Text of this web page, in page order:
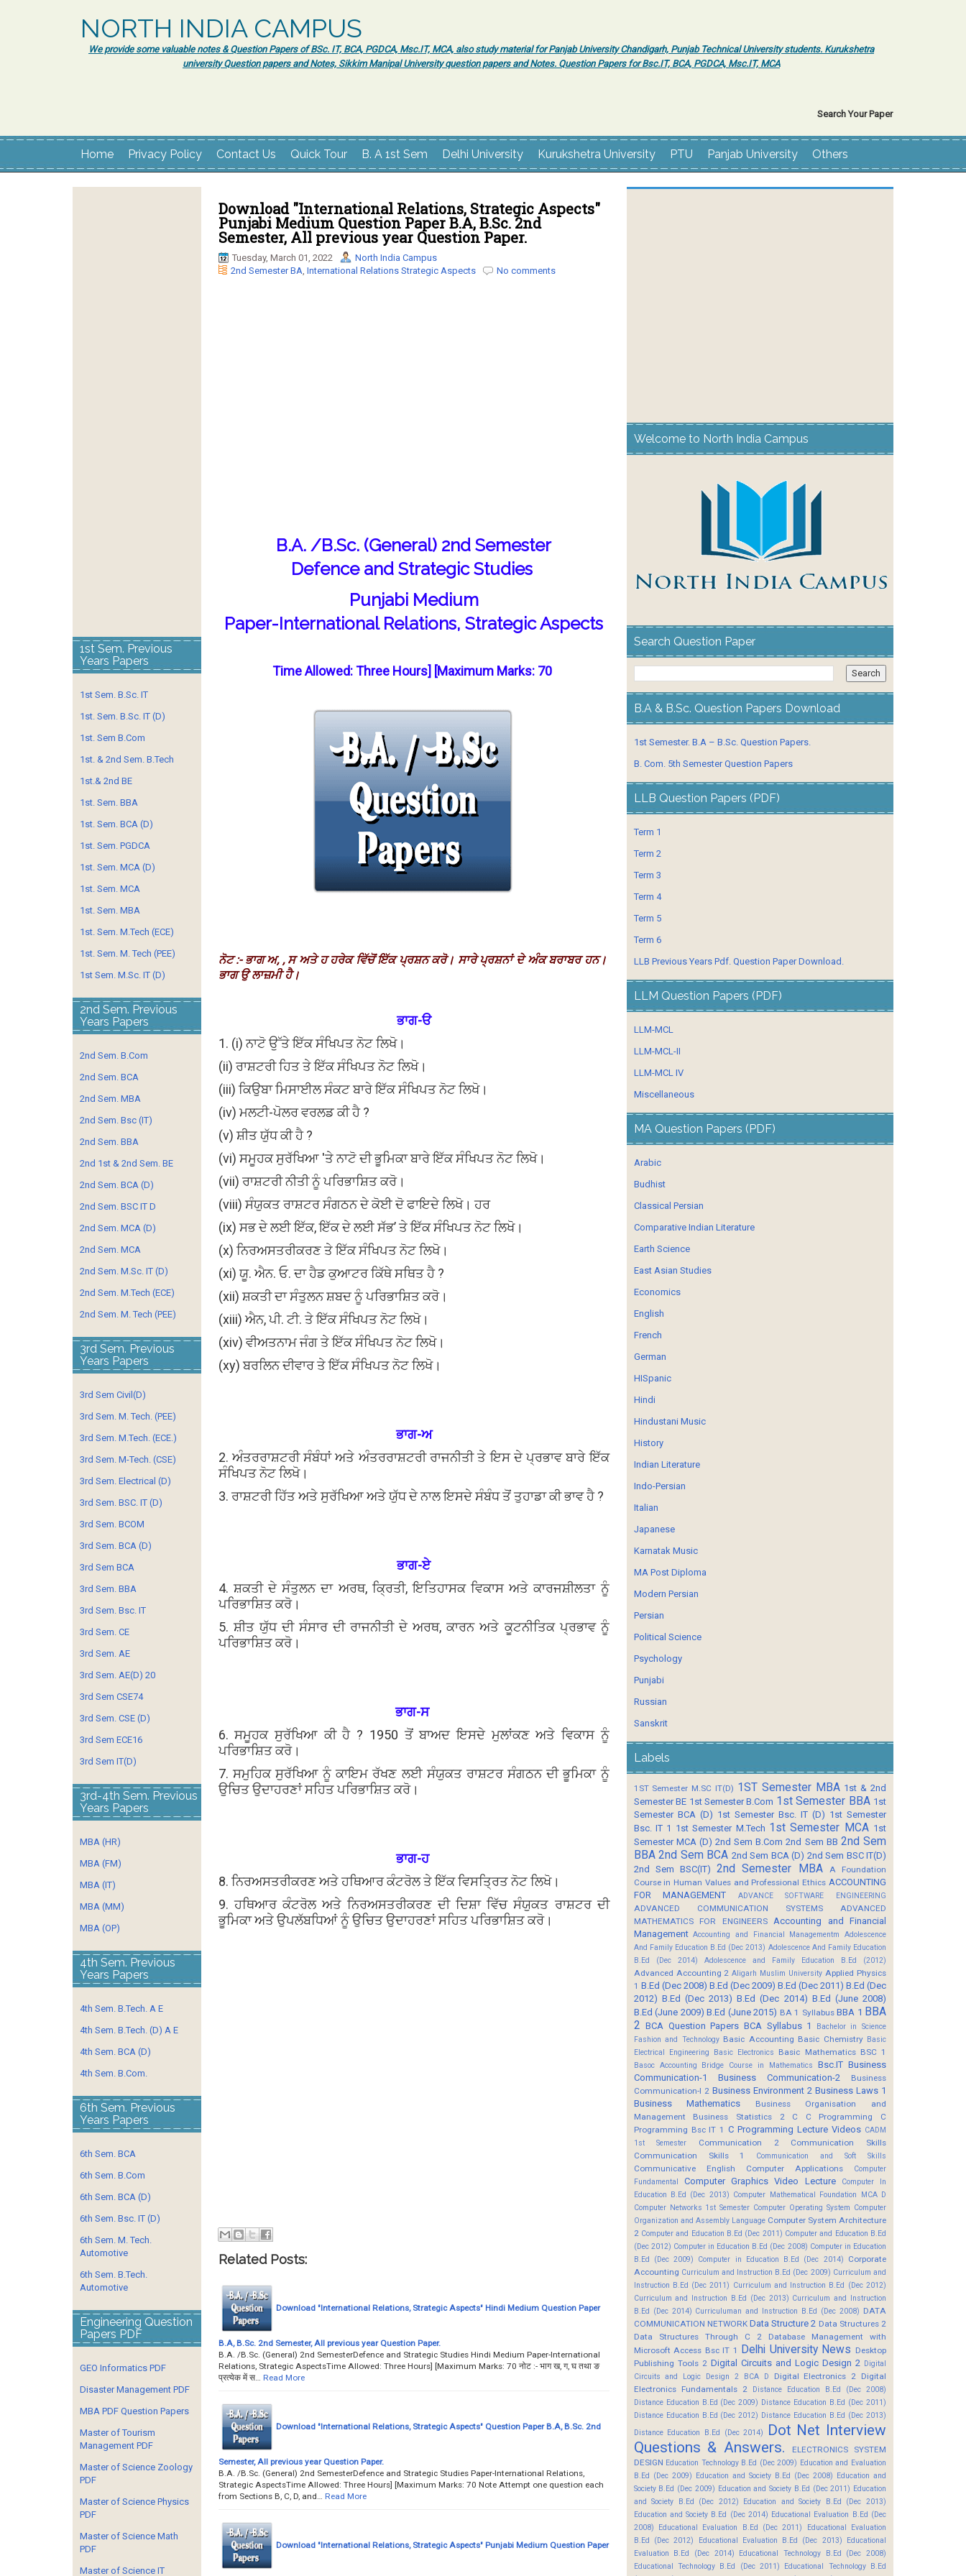
NORTH INDIA CAMPUS
We provide some valuable notes & Question Papers of BSc. IT, BCA, PGDCA, Msc.IT, MCA, also study material for Panjab University Chandigarh, Punjab Technical University students. Kurukshetra
university Question papers and Notes, Sikkim Manipal University question papers and Notes. Question Papers for Bsc.IT, BCA, PGDCA, Msc.IT, MCA
Search Your Paper
Home Privacy Policy Contact Us Quick Tour B. A 1st Sem Delhi University Kurukshetra University PTU Panjab University Others
Download "International Relations, Strategic Aspects"
Punjabi Medium Question Paper B.A, B.Sc. 2nd
Semester, All previous year Question Paper.
Tuesday, March 01, 2022
North India Campus
2nd Semester BA, International Relations Strategic Aspects No comments
B.A. /B.Sc. (General) 2nd Semester
Defence and Strategic Studies
Punjabi Medium
Paper-International Relations, Strategic Aspects
Time Allowed: Three Hours] [Maximum Marks: 70
ਨੋਟ :- ਭਾਗ ਅ, , ਸ ਅਤੇ ਹ ਹਰੇਕ ਵਿੱਚੋਂ ਇੱਕ ਪ੍ਰਸ਼ਨ ਕਰੋ। ਸਾਰੇ ਪ੍ਰਸ਼ਨਾਂ ਦੇ ਅੰਕ ਬਰਾਬਰ ਹਨ।
ਭਾਗ ਉ ਲਾਜ਼ਮੀ ਹੈ।
ਭਾਗ-ੳ
1. (i) ਨਾਟੋ ਉੱਤੇ ਇੱਕ ਸੰਖਿਪਤ ਨੋਟ ਲਿਖੋ।
(ii) ਰਾਸ਼ਟਰੀ ਹਿਤ ਤੇ ਇੱਕ ਸੰਖਿਪਤ ਨੋਟ ਲਿਖੋ।
(iii) ਕਿਉਬਾ ਮਿਸਾਈਲ ਸੰਕਟ ਬਾਰੇ ਇੱਕ ਸੰਖਿਪਤ ਨੋਟ ਲਿਖੋ।
(iv) ਮਲਟੀ-ਪੋਲਰ ਵਰਲਡ ਕੀ ਹੈ ?
(v) ਸ਼ੀਤ ਯੁੱਧ ਕੀ ਹੈ ?
(vi) ਸਮੂਹਕ ਸੁਰੱਖਿਆ 'ਤੇ ਨਾਟੋ ਦੀ ਭੂਮਿਕਾ ਬਾਰੇ ਇੱਕ ਸੰਖਿਪਤ ਨੋਟ ਲਿਖੋ।
(vii) ਰਾਸ਼ਟਰੀ ਨੀਤੀ ਨੂੰ ਪਰਿਭਾਸ਼ਿਤ ਕਰੋ।
(viii) ਸੰਯੁਕਤ ਰਾਸ਼ਟਰ ਸੰਗਠਨ ਦੇ ਕੋਈ ਦੋ ਫਾਇਦੇ ਲਿਖੋ। ਹਰ
(ix) ਸਭ ਦੇ ਲਈ ਇੱਕ, ਇੱਕ ਦੇ ਲਈ ਸੱਭ’ ਤੇ ਇੱਕ ਸੰਖਿਪਤ ਨੋਟ ਲਿਖੋ।
(x) ਨਿਰਅਸਤਰੀਕਰਣ ਤੇ ਇੱਕ ਸੰਖਿਪਤ ਨੋਟ ਲਿਖੋ।
(xi) ਯੂ. ਐਨ. ਓ. ਦਾ ਹੈਡ ਕੁਆਟਰ ਕਿੱਥੇ ਸਥਿਤ ਹੈ ?
(xii) ਸ਼ਕਤੀ ਦਾ ਸੰਤੁਲਨ ਸ਼ਬਦ ਨੂੰ ਪਰਿਭਾਸ਼ਿਤ ਕਰੋ।
(xiii) ਐਨ, ਪੀ. ਟੀ. ਤੇ ਇੱਕ ਸੰਖਿਪਤ ਨੋਟ ਲਿਖੋ।
(xiv) ਵੀਅਤਨਾਮ ਜੰਗ ਤੇ ਇੱਕ ਸੰਖਿਪਤ ਨੋਟ ਲਿਖੋ।
(xy) ਬਰਲਿਨ ਦੀਵਾਰ ਤੇ ਇੱਕ ਸੰਖਿਪਤ ਨੋਟ ਲਿਖੋ।
ਭਾਗ-ਅ
2. ਅੰਤਰਰਾਸ਼ਟਰੀ ਸੰਬੰਧਾਂ ਅਤੇ ਅੰਤਰਰਾਸ਼ਟਰੀ ਰਾਜਨੀਤੀ ਤੇ ਇਸ ਦੇ ਪ੍ਰਭਾਵ ਬਾਰੇ ਇੱਕ
ਸੰਖਿਪਤ ਨੋਟ ਲਿਖੋ।
3. ਰਾਸ਼ਟਰੀ ਹਿੱਤ ਅਤੇ ਸੁਰੱਖਿਆ ਅਤੇ ਯੁੱਧ ਦੇ ਨਾਲ ਇਸਦੇ ਸੰਬੰਧ ਤੋਂ ਤੁਹਾਡਾ ਕੀ ਭਾਵ ਹੈ ?
ਭਾਗ-ਏ
4. ਸ਼ਕਤੀ ਦੇ ਸੰਤੁਲਨ ਦਾ ਅਰਥ, ਕ੍ਰਿਤੀ, ਇਤਿਹਾਸਕ ਵਿਕਾਸ ਅਤੇ ਕਾਰਜਸ਼ੀਲਤਾ ਨੂੰ
ਪਰਿਭਾਸ਼ਿਤ ਕਰੋ।
5. ਸ਼ੀਤ ਯੁੱਧ ਦੀ ਸੰਸਾਰ ਦੀ ਰਾਜਨੀਤੀ ਦੇ ਅਰਥ, ਕਾਰਨ ਅਤੇ ਕੂਟਨੀਤਿਕ ਪ੍ਰਭਾਵ ਨੂੰ
ਪਰਿਭਾਸ਼ਿਤ ਕਰੋ।
ਭਾਗ-ਸ
6. ਸਮੂਹਕ ਸੁਰੱਖਿਆ ਕੀ ਹੈ ? 1950 ਤੋਂ ਬਾਅਦ ਇਸਦੇ ਮੁਲਾਂਕਣ ਅਤੇ ਵਿਕਾਸ ਨੂੰ
ਪਰਿਭਾਸ਼ਿਤ ਕਰੋ।
7. ਸਮੁਹਿਕ ਸੁਰੱਖਿਆ ਨੂੰ ਕਾਇਮ ਰੱਖਣ ਲਈ ਸੰਯੁਕਤ ਰਾਸ਼ਟਰ ਸੰਗਠਨ ਦੀ ਭੂਮਿਕਾ ਨੂੰ
ਉਚਿਤ ਉਦਾਹਰਣਾਂ ਸਹਿਤ ਪਰਿਭਾਸ਼ਿਤ ਕਰੋ।
ਭਾਗ-ਹ
8. ਨਿਰਅਸਤਰੀਕਰਣ ਅਤੇ ਹਥਿਆਰ ਕੰਟਰੋਲ ਤੇ ਇੱਕ ਵਿਸਤ੍ਰਿਤ ਨੋਟ ਲਿਖੋ।
9. ਹਥਿਆਰ ਕੰਟਰੋਲ ਅਤੇ ਨਿਰਅਸਤਰੀਕਰਣ ਦੀ ਦਿਸ਼ਾ ਵਿੱਚ ਸੰਯੁਕਤ ਰਾਸ਼ਟਰ ਦੀ
ਭੂਮਿਕਾ ਅਤੇ ਉਪਲੱਬਧਿਆਂ ਨੂੰ ਉਚਿਤ ਉਦਾਹਰਣਾਂ ਸਹਿਤ ਪਰਿਭਾਸ਼ਿਤ ਕਰੋ।
Related Posts:
Download "International Relations, Strategic Aspects" Hindi Medium Question Paper
B.A, B.Sc. 2nd Semester, All previous year Question Paper.
B.A. /B.Sc. (General) 2nd SemesterDefence and Strategic Studies Hindi Medium Paper-International
Relations, Strategic AspectsTime Allowed: Three Hours] [Maximum Marks: 70 नोट :- भाग ख, ग, घ तथा ङ
प्रत्येक में स…
Read More
Download "International Relations, Strategic Aspects" Question Paper B.A, B.Sc. 2nd
Semester, All previous year Question Paper.
B.A. /B.Sc. (General) 2nd SemesterDefence and Strategic Studies Paper-International Relations,
Strategic AspectsTime Allowed: Three Hours] [Maximum Marks: 70 Note Attempt one question each
from Sections B, C, D, and…
Read More
Download "International Relations, Strategic Aspects" Punjabi Medium Question Paper
1st Sem. Previous
Years Papers
1st Sem. B.Sc. IT
1st. Sem. B.Sc. IT (D)
1st. Sem B.Com
1st. & 2nd Sem. B.Tech
1st.& 2nd BE
1st. Sem. BBA
1st. Sem. BCA (D)
1st. Sem. PGDCA
1st. Sem. MCA (D)
1st. Sem. MCA
1st. Sem. MBA
1st. Sem. M.Tech (ECE)
1st. Sem. M. Tech (PEE)
1st Sem. M.Sc. IT (D)
2nd Sem. Previous
Years Papers
2nd Sem. B.Com
2nd Sem. BCA
2nd Sem. MBA
2nd Sem. Bsc (IT)
2nd Sem. BBA
2nd 1st & 2nd Sem. BE
2nd Sem. BCA (D)
2nd Sem. BSC IT D
2nd Sem. MCA (D)
2nd Sem. MCA
2nd Sem. M.Sc. IT (D)
2nd Sem. M.Tech (ECE)
2nd Sem. M. Tech (PEE)
3rd Sem. Previous
Years Papers
3rd Sem Civil(D)
3rd Sem. M. Tech. (PEE)
3rd Sem. M.Tech. (ECE.)
3rd Sem. M-Tech. (CSE)
3rd Sem. Electrical (D)
3rd Sem. BSC. IT (D)
3rd Sem. BCOM
3rd Sem. BCA (D)
3rd Sem BCA
3rd Sem. BBA
3rd Sem. Bsc. IT
3rd Sem. CE
3rd Sem. AE
3rd Sem. AE(D) 20
3rd Sem CSE74
3rd Sem. CSE (D)
3rd Sem ECE16
3rd Sem IT(D)
3rd-4th Sem. Previous
Years Papers
MBA (HR)
MBA (FM)
MBA (IT)
MBA (MM)
MBA (OP)
4th Sem. Previous
Years Papers
4th Sem. B.Tech. A E
4th Sem. B.Tech. (D) A E
4th Sem. BCA (D)
4th Sem. B.Com.
6th Sem. Previous
Years Papers
6th Sem. BCA
6th Sem. B.Com
6th Sem. BCA (D)
6th Sem. Bsc. IT (D)
6th Sem. M. Tech.
Automotive
6th Sem. B.Tech.
Automotive
Engineering Question
Papers PDF
GEO Informatics PDF
Disaster Management PDF
MBA PDF Question Papers
Master of Tourism
Management PDF
Master of Science Zoology
PDF
Master of Science Physics
PDF
Master of Science Math
PDF
Master of Science IT
Welcome to North India Campus
Search Question Paper
B.A & B.Sc. Question Papers Download
1st Semester. B.A – B.Sc. Question Papers.
B. Com. 5th Semester Question Papers
LLB Question Papers (PDF)
Term 1
Term 2
Term 3
Term 4
Term 5
Term 6
LLB Previous Years Pdf. Question Paper Download.
LLM Question Papers (PDF)
LLM-MCL
LLM-MCL-II
LLM-MCL IV
Miscellaneous
MA Question Papers (PDF)
Arabic
Budhist
Classical Persian
Comparative Indian Literature
Earth Science
East Asian Studies
Economics
English
French
German
HISpanic
Hindi
Hindustani Music
History
Indian Literature
Indo-Persian
Italian
Japanese
Karnatak Music
MA Post Diploma
Modern Persian
Persian
Political Science
Psychology
Punjabi
Russian
Sanskrit
Labels
1ST Semester M.SC IT(D) 1ST Semester MBA 1st & 2nd
Semester BE 1st Semester B.Com 1st Semester BBA 1st
Semester BCA (D) 1st Semester Bsc. IT (D) 1st Semester
Bsc. IT 1 1st Semester M.Tech 1st Semester MCA 1st
Semester MCA (D) 2nd Sem B.Com 2nd Sem BB 2nd Sem
BBA 2nd Sem BCA 2nd Sem BCA (D) 2nd Sem BSC IT(D)
2nd Sem BSC(IT)
2nd Semester MBA
A Foundation
Course in Human Values and Professional Ethics ACCOUNTING
FOR MANAGEMENT
ADVANCE SOFTWARE ENGINEERING
ADVANCED COMMUNICATION SYSTEMS
ADVANCED
MATHEMATICS FOR ENGINEERS
Accounting and Financial
Management Accounting and Financial Managementm
Adolescence
And Family Education B.Ed (Dec 2013) Adolescence And Family Education
B.Ed (Dec 2014)
Adolescence and Family Education B.Ed (2012)
Advanced Accounting 2 Aligarh Muslim University Applied Physics
1 B.Ed (Dec 2008) B.Ed (Dec 2009) B.Ed (Dec 2011) B.Ed (Dec
2012) B.Ed (Dec 2013) B.Ed (Dec 2014) B.Ed (June 2008)
B.Ed (June 2009) B.Ed (June 2015) BA 1 Syllabus BBA 1 BBA
2 BCA Question Papers BCA Syllabus 1
Bachelor in Science
Fashion and Technology Basic Accounting Basic Chemistry Basic
Electrical Engineering
Basic Electronics Basic Mathematics BSC 1
Basoc Accounting Bridge Course in Mathematics Bsc.IT Business
Communication-1
Business Communication-2
Business
Communication-I 2 Business Environment 2 Business Laws 1
Business Mathematics
Business Organisation and
Management
Business Statistics 2 C C Programming
C
Programming Bsc IT 1 C Programming Lecture Videos CADM
1st Semester
Communication 2
Communication Skills
Communication Skills 1
Communication and Soft Skills
Communicative English Computer Applications
Computer
Fundamental
Computer Graphics Video Lecture
Computer In
Education B.Ed (Dec 2013) Computer Mathematical Foundation MCA D
Computer Networks 1st Semester Computer Operating System Computer
Organization and Assembly Language Computer System Architecture
2 Computer and Education B.Ed (Dec 2011) Computer and Education B.Ed
(Dec 2012) Computer in Education B.Ed (Dec 2008) Computer in Education
B.Ed (Dec 2009)
Computer in Education B.Ed (Dec 2014)
Corporate
Accounting Curriculum and Instruction B.Ed (Dec 2009) Curriculum and
Instruction B.Ed (Dec 2011) Curriculum and Instruction B.Ed (Dec 2012)
Curriculum and Instruction B.Ed (Dec 2013) Curriculum and Instruction
B.Ed (Dec 2014) Curriculuman and Instruction B.Ed (Dec 2008) DATA
COMMUNICATION NETWORK Data Structure 2 Data Structures 2
Data Structures Through C 2
Database Management with
Microsoft Access Bsc IT 1
Delhi University News Desktop
Publishing Tools 2 Digital Circuits and Logic Design 2 Digital
Circuits and Logic Design 2 BCA D
Digital Electronics 2 Digital
Electronics Fundamentals 2
Distance Education B.Ed (Dec 2008)
Distance Education B.Ed (Dec 2009) Distance Education B.Ed (Dec 2011)
Distance Education B.Ed (Dec 2012) Distance Education B.Ed (Dec 2013)
Distance Education B.Ed (Dec 2014)
Dot Net Interview
Questions & Answers.
ELECTRONICS SYSTEM
DESIGN Education Technology B.Ed (Dec 2009) Education and Evaluation
B.Ed (Dec 2009) Education and Society B.Ed (Dec 2008) Education and
Society B.Ed (Dec 2009) Education and Society B.Ed (Dec 2011) Education
and Society B.Ed (Dec 2012)
Education and Society B.Ed (Dec 2013)
Education and Society B.Ed (Dec 2014) Educational Evaluation B.Ed (Dec
2008)
Educational Evaluation B.Ed (Dec 2011)
Educational Evaluation
B.Ed (Dec 2012)
Educational Evaluation B.Ed (Dec 2013)
Educational
Evaluation B.Ed (Dec 2014)
Educational Technology B.Ed (Dec 2008)
Educational Technology B.Ed (Dec 2011)
Educational Technology B.Ed